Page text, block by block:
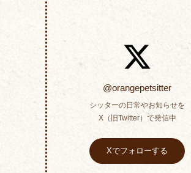
@orangepetsitter
シッターの日常やお知らせを
X（旧Twitter）で発信中
Xでフォローする